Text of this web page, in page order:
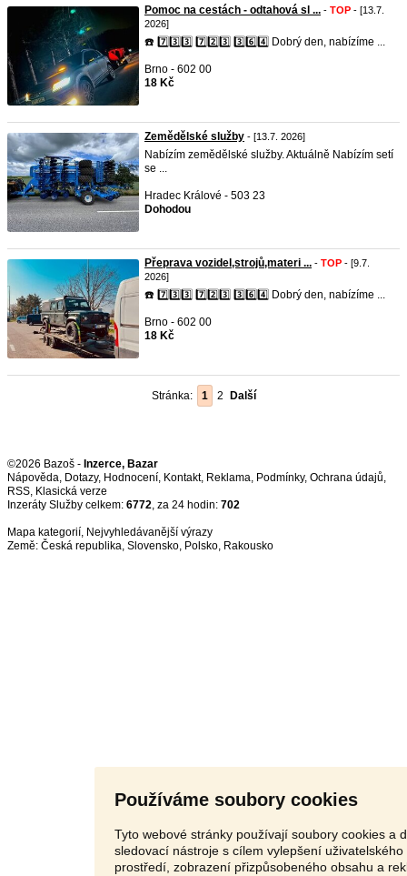
Používáme soubory cookies
Tyto webové stránky používají soubory cookies a
sledovací nástroje s cílem vylepšení uživatelského
prostředí, zobrazení přizpůsobeného obsahu a
Pomoc na cestách - odtahová sl ... - TOP - [13.7.
2026]
☎️ 7️⃣3️⃣3️⃣ 7️⃣2️⃣3️⃣ 3️⃣6️⃣4️⃣ Dobrý den, nabízíme ...
Brno - 602 00
18 Kč
Zemědělské služby - [13.7. 2026]
Nabízím zemědělské služby. Aktuálně Nabízím setí
se ...
Hradec Králové - 503 23
Dohodou
Přeprava vozidel,strojů,materi ... - TOP - [9.7.
2026]
☎️ 7️⃣3️⃣3️⃣ 7️⃣2️⃣3️⃣ 3️⃣6️⃣4️⃣ Dobrý den, nabízíme ...
Brno - 602 00
18 Kč
Stránka: 1 2 Další
©2026 Bazoš - Inzerce, Bazar
Nápověda, Dotazy, Hodnocení, Kontakt, Reklama, Podmínky, Ochrana údajů,
RSS,
Inzeráty Služby celkem: 6772, za 24 hodin: 702
Mapa kategorií, Nejvyhledávanější výrazy
Země: Česká republika, Slovensko, Polsko, Rakousko